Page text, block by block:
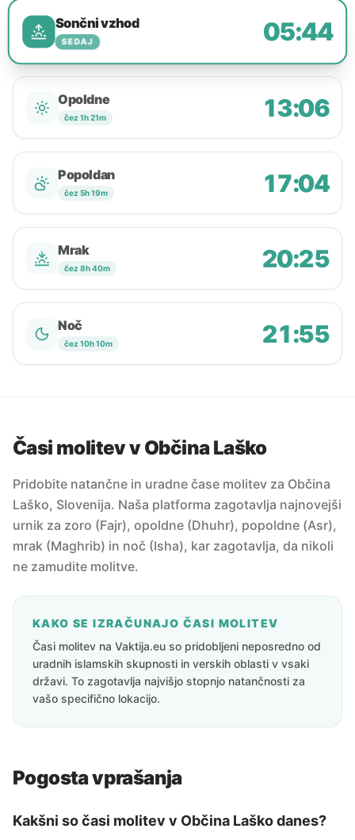
Sončni vzhod
SEDAJ 05:44
Opoldne
čez 1h 21m 13:06
Popoldan
čez 5h 19m 17:04
Mrak
čez 8h 40m 20:25
Noč
čez 10h 10m 21:55
Časi molitev v Občina Laško
Pridobite natančne in uradne čase molitev za Občina
Laško, Slovenija. Naša platforma zagotavlja najnovejši
urnik za zoro (Fajr), opoldne (Dhuhr), popoldne (Asr),
mrak (Maghrib) in noč (Isha), kar zagotavlja, da nikoli
ne zamudite molitve.
KAKO SE IZRAČUNAJO ČASI MOLITEV
Časi molitev na Vaktija.eu so pridobljeni neposredno od
uradnih islamskih skupnosti in verskih oblasti v vsaki
državi. To zagotavlja najvišjo stopnjo natančnosti za
vašo specifično lokacijo.
Pogosta vprašanja
Kakšni so časi molitev v Občina Laško danes?